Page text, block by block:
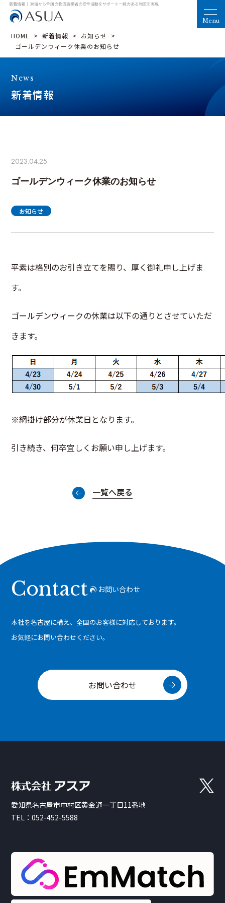
新着情報｜ 東海から全国の物流事業者の安全活動をサポート－魅力ある物流を実現
HOME > 新着情報 > お知らせ >
ゴールデンウィーク休業のお知らせ
News
新着情報
2023.04.25
ゴールデンウィーク休業のお知らせ
お知らせ
平素は格別のお引き立てを賜り、厚く御礼申し上げま
す。
ゴールデンウィークの休業は以下の通りとさせていただ
きます。
※網掛け部分が休業日となります。
引き続き、何卒宜しくお願い申し上げます。
一覧へ戻る
Contact お問い合わせ
本社を名古屋に構え、全国のお客様に対応しております。
お気軽にお問い合わせください。
お問い合わせ
愛知県名古屋市中村区黄金通一丁目11番地
TEL：052-452-5588